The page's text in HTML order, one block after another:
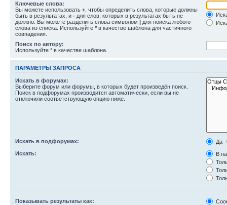
Ключевые слова:
Вы можете использовать + , чтобы определить слова, которые должны
быть в результатах, и - для слов, которых в результатах быть не
должно. Вы можете разделить слова символом | для поиска любого
слова из списка. Используйте * в качестве шаблона для частичного
совпадения.
Поиск по автору:
Используйте * в качестве шаблона.
ПАРАМЕТРЫ ЗАПРОСА
Искать в форумах:
Выберите форум или форумы, в которых будет произведён поиск.
Поиск в подфорумах производится автоматически, если вы не
отключили соответствующую опцию ниже.
Искать в подфорумах:
Да
Искать:
В
Показывать результаты как: